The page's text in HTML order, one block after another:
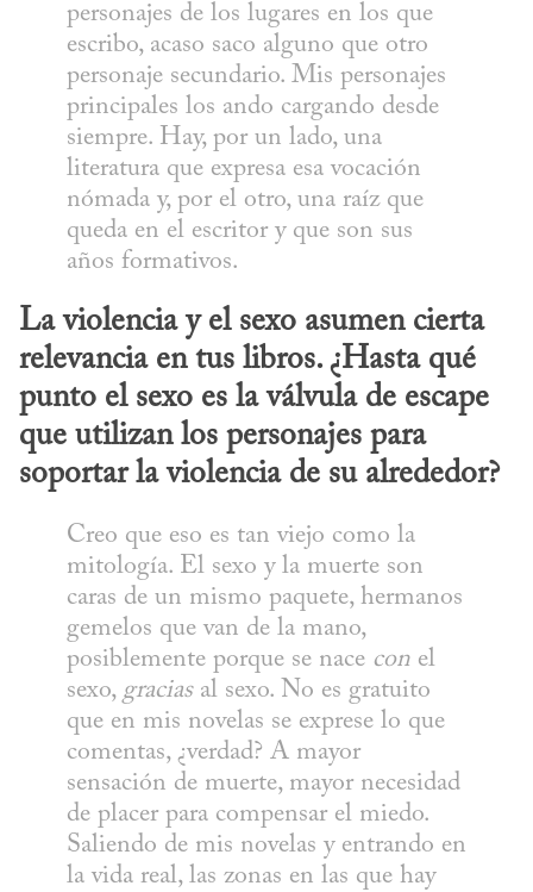
personajes de los lugares en los que
escribo, acaso saco alguno que otro
personaje secundario. Mis personajes
principales los ando cargando desde
siempre. Hay, por un lado, una
literatura que expresa esa vocación
nómada y, por el otro, una raíz que
queda en el escritor y que son sus
años formativos.
La violencia y el sexo asumen cierta
relevancia en tus libros. ¿Hasta qué
punto el sexo es la válvula de escape
que utilizan los personajes para
soportar la violencia de su alrededor?
Creo que eso es tan viejo como la
mitología. El sexo y la muerte son
caras de un mismo paquete, hermanos
gemelos que van de la mano,
posiblemente porque se nace con el
sexo, gracias al sexo. No es gratuito
que en mis novelas se exprese lo que
comentas, ¿verdad? A mayor
sensación de muerte, mayor necesidad
de placer para compensar el miedo.
Saliendo de mis novelas y entrando en
la vida real, las zonas en las que hay